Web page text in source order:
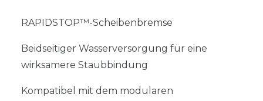
RAPIDSTOP™-Scheibenbremse
Beidseitiger Wasserversorgung für eine
wirksamere Staubbindung
Kompatibel mit dem modularen